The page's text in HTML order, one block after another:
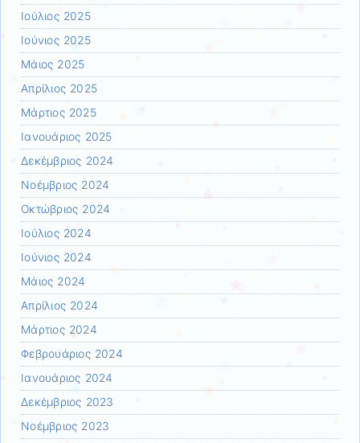
Ιούλιος 2025
Ιούνιος 2025
Μάιος 2025
Απρίλιος 2025
Μάρτιος 2025
Ιανουάριος 2025
Δεκέμβριος 2024
Νοέμβριος 2024
Οκτώβριος 2024
Ιούλιος 2024
Ιούνιος 2024
Μάιος 2024
Απρίλιος 2024
Μάρτιος 2024
Φεβρουάριος 2024
Ιανουάριος 2024
Δεκέμβριος 2023
Νοέμβριος 2023